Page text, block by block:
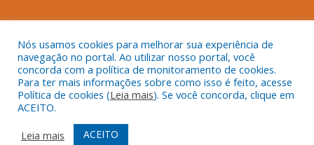
Mapa do Site
Acessar Área Administrativa
Acessar o Webmail
Nós usamos cookies para melhorar sua experiência de
navegação no portal. Ao utilizar nosso portal, você
concorda com a política de monitoramento de cookies.
Para ter mais informações sobre como isso é feito, acesse
Política de cookies (Leia mais). Se você concorda, clique em
ACEITO.
Leia mais
ACEITO